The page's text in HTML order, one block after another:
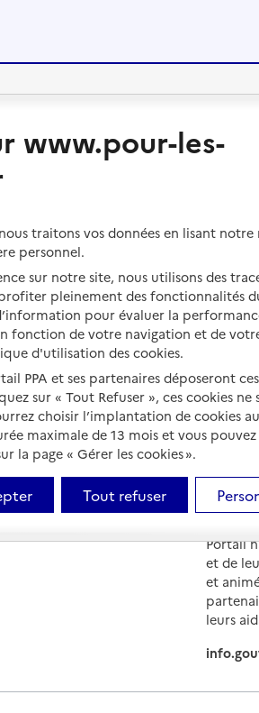
Les questions à se poser
Vivre chez un proche
Vivre en accueil familial
Autres solutions de logement
Les
Aides
et soins
EHPAD
Droits
Fin de
Portail
et de
et
leurs
www.pour-les-
traitons vos données en lisant
personnel.
sur notre site, nous utilisons des
pleinement des fonctionnalités
pour évaluer la
fonction de votre navigation et de
d'utilisation des cookies.
PPA et ses partenaires déposeront
sur « Tout Refuser », ces cookies ne
choisir l’implantation de cookies
maximale de 13 mois et vous
la page « Gérer les cookies ».
Tout refuser